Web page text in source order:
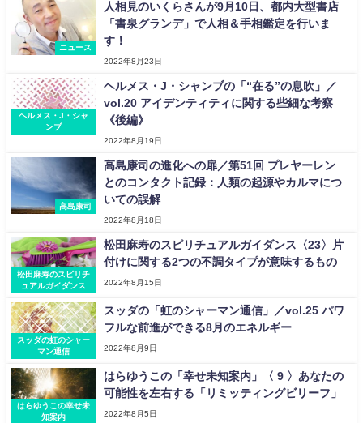
ニュース
人相見のいくらさんが9月10日、都内大型書店
「書泉グランデ」で人相＆手相鑑定を行いま
す！
2022年8月23日
ヘルメス・J・シャ
ンブ
ヘルメス・J・シャンブの「“在る”の息吹」／
vol.20 アイデンティティに関する些細な考察
《後編》
2022年8月19日
高島康司
高島康司の進化への扉／第51回 プレヤーレン
とのコンタクト記録：人類の起源やカルマにつ
いての誤解
2022年8月18日
松田麻寿のスピリチ
ュアルガイダンス
松田麻寿のスピリチュアルガイダンス〈23〉片
付けに関する2つの不調タイプが意味するもの
2022年8月15日
スッダの虹のシャー
マン通信
スッダの「虹のシャーマン通信」／vol.25 パワ
フルな前進ができる8月のエネルギー
2022年8月9日
はらゆうこの幸せ未
知案内
はらゆうこの「幸せ未知案内」〈 9 〉あなたの
可能性を左右する「リミッティングビリーフ」
2022年8月5日